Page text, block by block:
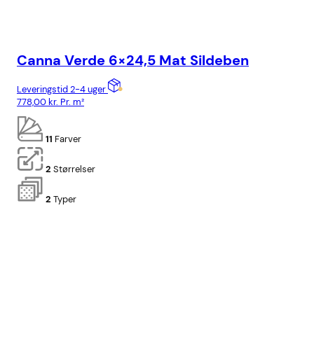
Canna Verde 6×24,5 Mat Sildeben
Leveringstid 2-4 uger
778,00kr. Pr. m²
11 Farver
2 Størrelser
2 Typer